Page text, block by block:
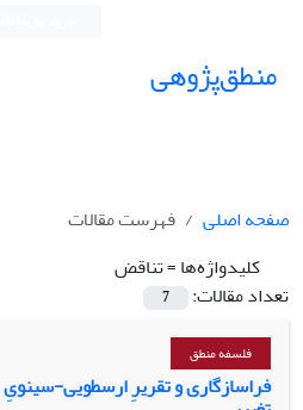
منطق‌پژوهی
صفحه اصلی
فهرست مقالات
کلیدواژه‌ها =تناقض
تعداد مقالات:
7
فلسفه منطق
فراسازگاری و تقریرِ ارسطویی-